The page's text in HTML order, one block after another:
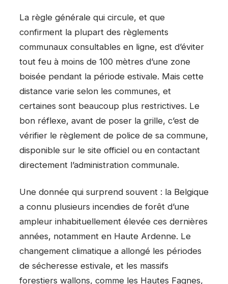
La règle générale qui circule, et que
confirment la plupart des règlements
communaux consultables en ligne, est d’éviter
tout feu à moins de 100 mètres d’une zone
boisée pendant la période estivale. Mais cette
distance varie selon les communes, et
certaines sont beaucoup plus restrictives. Le
bon réflexe, avant de poser la grille, c’est de
vérifier le règlement de police de sa commune,
disponible sur le site officiel ou en contactant
directement l’administration communale.
Une donnée qui surprend souvent : la Belgique
a connu plusieurs incendies de forêt d’une
ampleur inhabituellement élevée ces dernières
années, notamment en Haute Ardenne. Le
changement climatique a allongé les périodes
de sécheresse estivale, et les massifs
forestiers wallons, comme les Hautes Fagnes,